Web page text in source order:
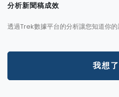
分析新聞稿成效
透過Trek數據平台的分析讓您知道你
我想